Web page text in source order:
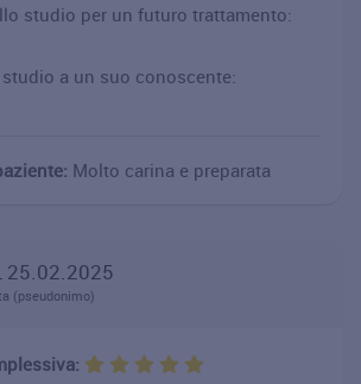
studio per un futuro trattamento:
a un suo conoscente:
Molto carina e preparata
25.02.2025
(pseudonimo)